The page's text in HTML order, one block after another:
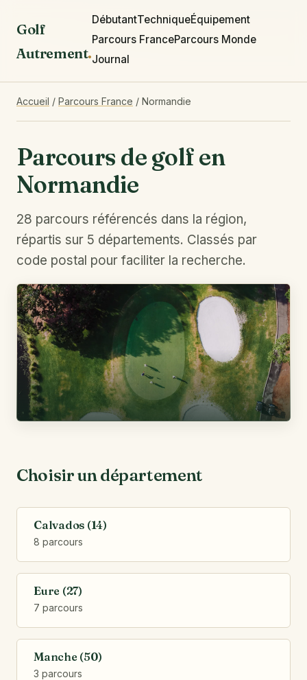
Golf
Autrement.
DébutantTechniqueÉquipement
Parcours FranceParcours Monde
Journal
Accueil / Parcours France / Normandie
Parcours de golf en
Normandie
28 parcours référencés dans la région,
répartis sur 5 départements. Classés par
code postal pour faciliter la recherche.
Choisir un département
Calvados (14)
8 parcours
Eure (27)
7 parcours
Manche (50)
3 parcours